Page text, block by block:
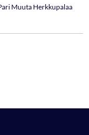
Muuta Herkkupalaa